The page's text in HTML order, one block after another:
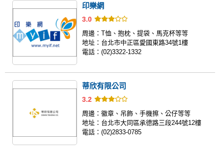
印樂網
3.0
周邊： T恤、抱枕、提袋、馬克杯等等
地址： 台北市中正區愛國東路34號1樓
電話： (02)3322-1332
蒂欣有限公司
3.2
周邊： 徽章、吊飾、手機擦、公仔等等
地址： 台北市大同區承德路三段244號12樓
電話： (02)2833-0785